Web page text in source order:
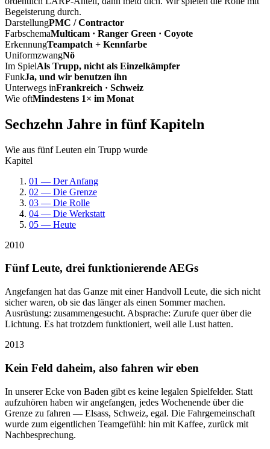
Begeisterung durch.
DarstellungPMC / Contractor
FarbschemaMulticam · Ranger Green · Coyote
ErkennungTeampatch + Kennfarbe
UniformzwangNö
Im SpielAls Trupp, nicht als Einzelkämpfer
FunkJa, und wir benutzen ihn
Unterwegs inFrankreich · Schweiz
Wie oftMindestens 1× im Monat
Sechzehn Jahre in fünf Kapiteln
Wie aus fünf Leuten ein Trupp wurde
Kapitel
01 — Der Anfang
02 — Die Grenze
03 — Die Rolle
04 — Die Werkstatt
05 — Heute
2010
Fünf Leute, drei funktionierende AEGs
Angefangen hat das Ganze mit einer Handvoll Leute, die sich nicht
sicher waren, ob sie das länger als einen Sommer machen.
Ausrüstung: zusammengesucht. Absprache: Zurufe quer über die
Lichtung. Es hat trotzdem funktioniert, weil alle Lust hatten.
2013
Kein Feld daheim, also fahren wir eben
In unserer Ecke von Baden gibt es keine legalen Spielfelder. Statt
aufzuhören haben wir angefangen, jedes Wochenende über die
Grenze zu fahren — Elsass, Schweiz, egal. Die Fahrgemeinschaft
wurde zum eigentlichen Teamgefühl: hin mit Kaffee, zurück mit
Nachbesprechung.